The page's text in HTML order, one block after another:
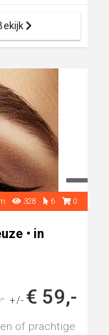
328 6 0
• in
+/- € 59,-
of prachtige